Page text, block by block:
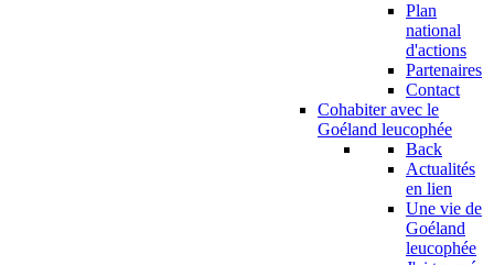
Plan
national
d'actions
Partenaires
Contact
Cohabiter avec le
Goéland leucophée
Back
Actualités
en lien
Une vie de
Goéland
leucophée